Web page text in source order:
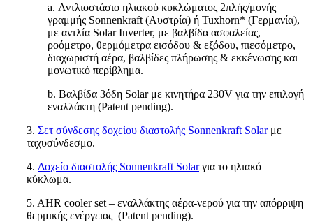
a. Αντλιοστάσιο ηλιακού κυκλώματος 2πλής/μονής
γραμμής Sonnenkraft (Αυστρία) ή Tuxhorn* (Γερμανία),
με αντλία Solar Inverter, με βαλβίδα ασφαλείας,
ροόμετρο, θερμόμετρα εισόδου & εξόδου, πιεσόμετρο,
διαχωριστή αέρα, βαλβίδες πλήρωσης & εκκένωσης και
μονωτικό περίβλημα.
b. Βαλβίδα 3όδη Solar με κινητήρα 230V για την επιλογή
εναλλάκτη (Patent pending).
3. Σετ σύνδεσης δοχείου διαστολής Sonnenkraft Solarμε
ταχυσύνδεσμο.
4. Δοχείο διαστολής Sonnenkraft Solarγια το ηλιακό
κύκλωμα.
5. AHR cooler set – εναλλάκτης αέρα-νερού για την απόρριψη
θερμικής ενέργειας (Patent pending).